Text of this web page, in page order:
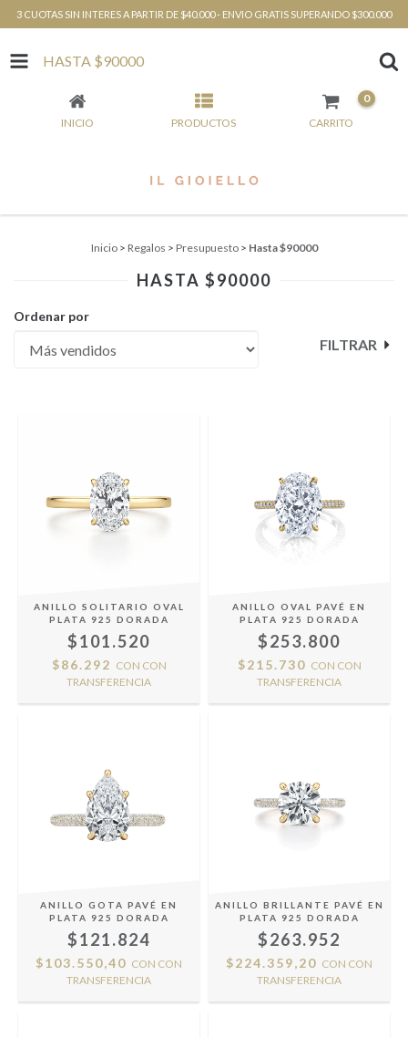
3 CUOTAS SIN INTERES A PARTIR DE $40.000 - ENVIO GRATIS SUPERANDO $300.000
HASTA $90000
INICIO PRODUCTOS CARRITO
0
Inicio > Regalos > Presupuesto > Hasta $90000
HASTA $90000
Ordenar por
FILTRAR
ANILLO SOLITARIO OVAL
PLATA 925 DORADA
$101.520
$86.292 CON CON
TRANSFERENCIA
ANILLO OVAL PAVÉ EN
PLATA 925 DORADA
$253.800
$215.730 CON CON
TRANSFERENCIA
ANILLO GOTA PAVÉ EN
PLATA 925 DORADA
$121.824
$103.550,40 CON CON
TRANSFERENCIA
ANILLO BRILLANTE PAVÉ EN
PLATA 925 DORADA
$263.952
$224.359,20 CON CON
TRANSFERENCIA